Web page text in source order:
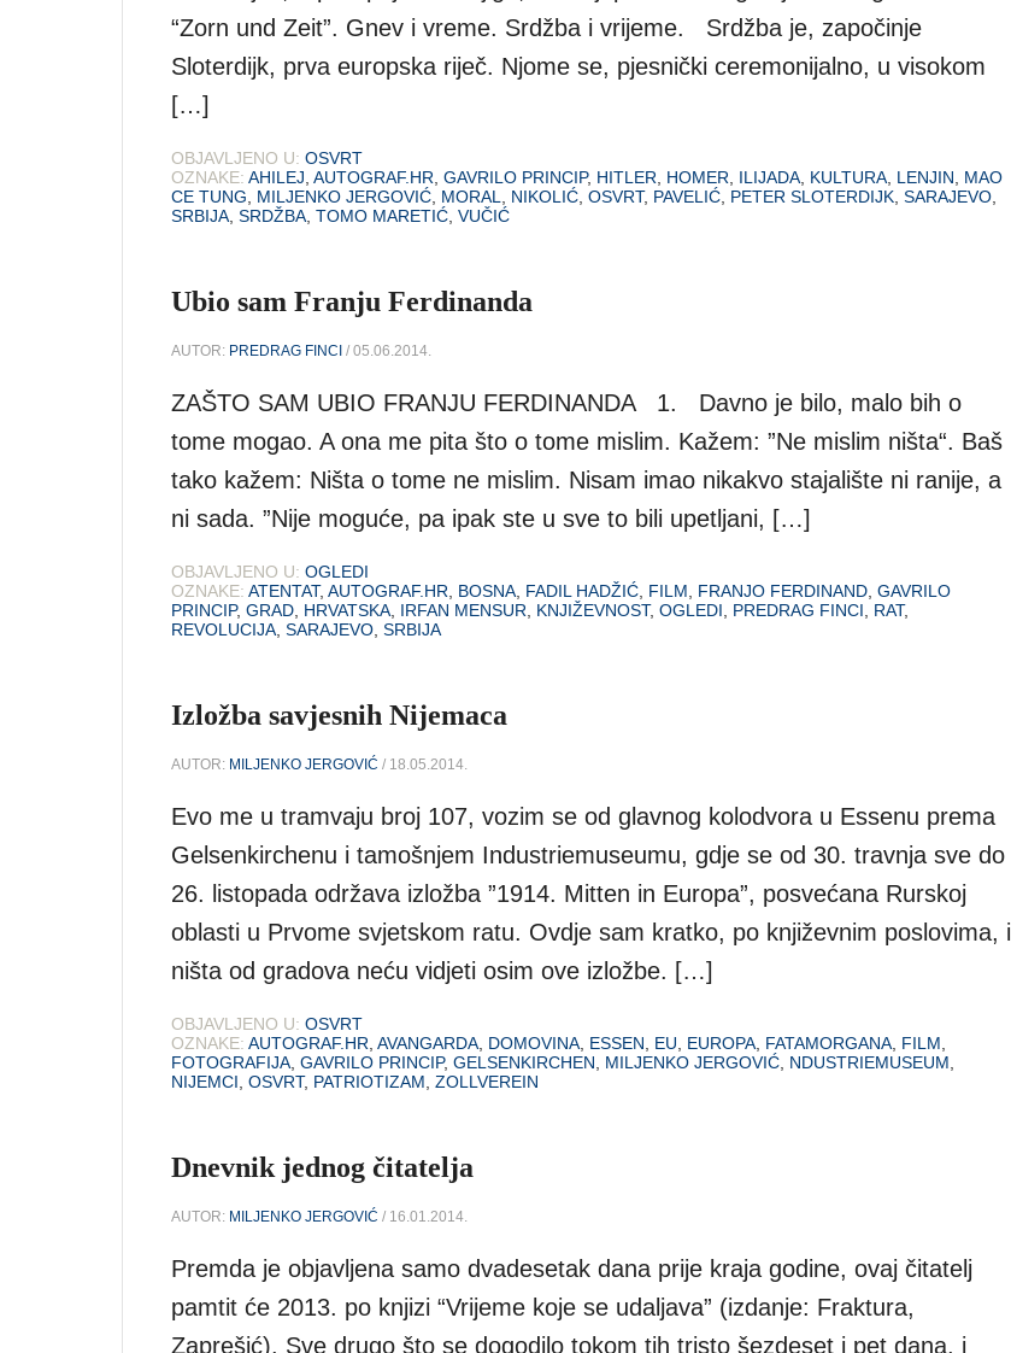
“Zorn und Zeit”. Gnev i vreme. Srdžba i vrijeme. Srdžba je, započinje
Sloterdijk, prva europska riječ. Njome se, pjesnički ceremonijalno, u visokom
[…]
OBJAVLJENO U: OSVRT
OZNAKE: AHILEJ, AUTOGRAF.HR, GAVRILO PRINCIP, HITLER, HOMER, ILIJADA, KULTURA, LENJIN, MAO
CE TUNG, MILJENKO JERGOVIĆ, MORAL, NIKOLIĆ, OSVRT, PAVELIĆ, PETER SLOTERDIJK, SARAJEVO,
SRBIJA, SRDŽBA, TOMO MARETIĆ, VUČIĆ
Ubio sam Franju Ferdinanda
AUTOR: PREDRAG FINCI / 05.06.2014.
ZAŠTO SAM UBIO FRANJU FERDINANDA 1. Davno je bilo, malo bih o
tome mogao. A ona me pita što o tome mislim. Kažem: ”Ne mislim ništa“. Baš
tako kažem: Ništa o tome ne mislim. Nisam imao nikakvo stajalište ni ranije, a
ni sada. ”Nije moguće, pa ipak ste u sve to bili upetljani, […]
OBJAVLJENO U: OGLEDI
OZNAKE: ATENTAT, AUTOGRAF.HR, BOSNA, FADIL HADŽIĆ, FILM, FRANJO FERDINAND, GAVRILO
PRINCIP, GRAD, HRVATSKA, IRFAN MENSUR, KNJIŽEVNOST, OGLEDI, PREDRAG FINCI, RAT,
REVOLUCIJA, SARAJEVO, SRBIJA
Izložba savjesnih Nijemaca
AUTOR: MILJENKO JERGOVIĆ / 18.05.2014.
Evo me u tramvaju broj 107, vozim se od glavnog kolodvora u Essenu prema
Gelsenkirchenu i tamošnjem Industriemuseumu, gdje se od 30. travnja sve do
26. listopada održava izložba ”1914. Mitten in Europa”, posvećana Rurskoj
oblasti u Prvome svjetskom ratu. Ovdje sam kratko, po književnim poslovima, i
ništa od gradova neću vidjeti osim ove izložbe. […]
OBJAVLJENO U: OSVRT
OZNAKE: AUTOGRAF.HR, AVANGARDA, DOMOVINA, ESSEN, EU, EUROPA, FATAMORGANA, FILM,
FOTOGRAFIJA, GAVRILO PRINCIP, GELSENKIRCHEN, MILJENKO JERGOVIĆ, NDUSTRIEMUSEUM,
NIJEMCI, OSVRT, PATRIOTIZAM, ZOLLVEREIN
Dnevnik jednog čitatelja
AUTOR: MILJENKO JERGOVIĆ / 16.01.2014.
Premda je objavljena samo dvadesetak dana prije kraja godine, ovaj čitatelj
pamtit će 2013. po knjizi “Vrijeme koje se udaljava” (izdanje: Fraktura,
Zaprešić). Sve drugo što se dogodilo tokom tih tristo šezdeset i pet dana, i